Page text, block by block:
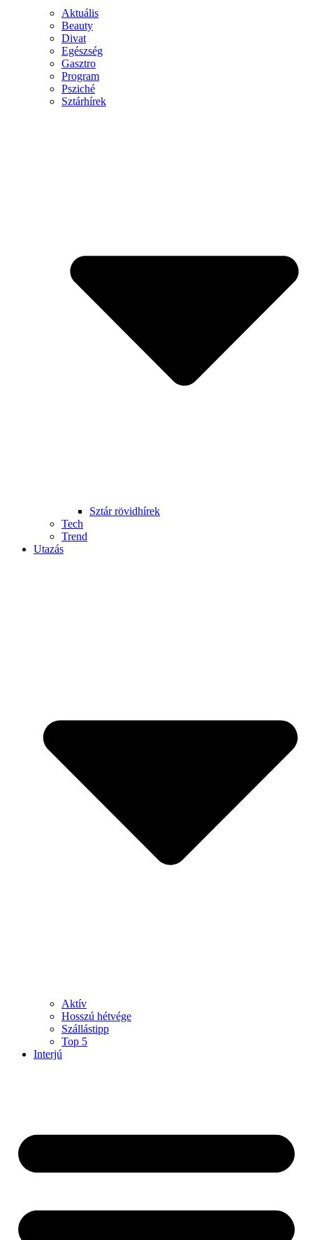
Aktuális
Beauty
Divat
Egészség
Gasztro
Program
Psziché
Sztárhírek
Sztár rövidhírek
Tech
Trend
Utazás
Aktív
Hosszú hétvége
Szállástipp
Top 5
Interjú